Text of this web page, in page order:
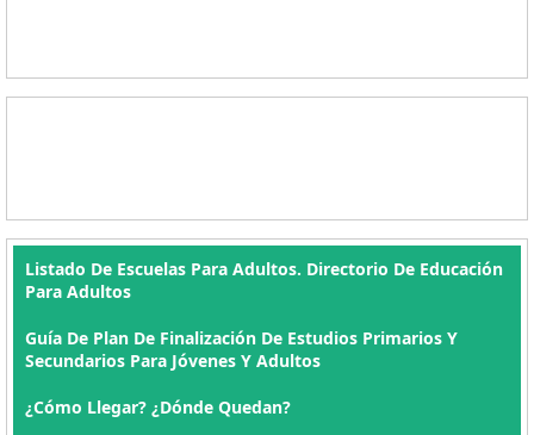
Listado De Escuelas Para Adultos. Directorio De Educación
Para Adultos
Guía De Plan De Finalización De Estudios Primarios Y
Secundarios Para Jóvenes Y Adultos
¿Cómo Llegar? ¿Dónde Quedan?